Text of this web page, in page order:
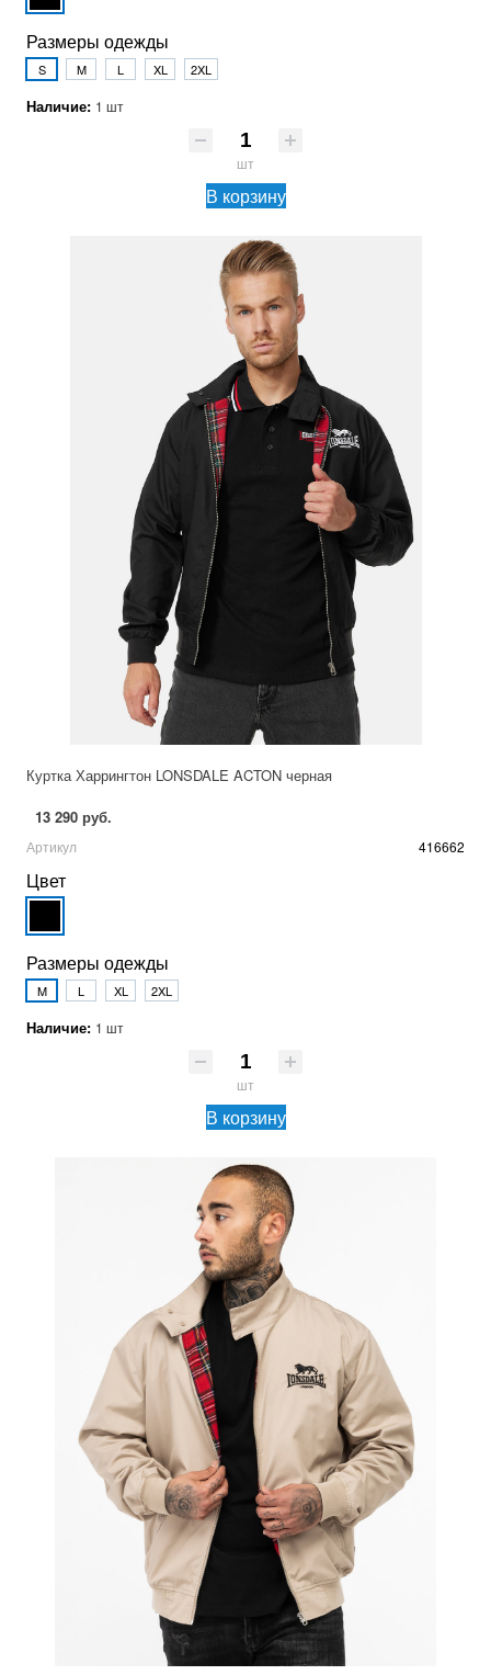
Размеры одежды
S M L XL 2XL
Наличие: 1 шт
шт
В корзину
Куртка Харрингтон LONSDALE ACTON черная
13 290 руб.
Артикул 416662
Цвет
Размеры одежды
M L XL 2XL
Наличие: 1 шт
шт
В корзину